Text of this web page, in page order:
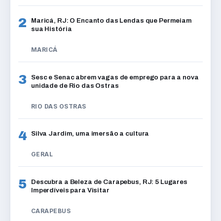
2
Maricá, RJ: O Encanto das Lendas que Permeiam
sua História
MARICÁ
3
Sesc e Senac abrem vagas de emprego para a nova
unidade de Rio das Ostras
RIO DAS OSTRAS
4 Silva Jardim, uma imersão a cultura
GERAL
5
Descubra a Beleza de Carapebus, RJ: 5 Lugares
Imperdíveis para Visitar
CARAPEBUS